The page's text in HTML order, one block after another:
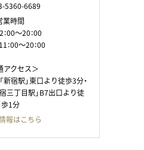
5360-6689
業時間
00～20：00
：00～20：00
アクセス＞
新宿駅」東口より徒歩3分・
三丁目駅」B7出口より徒
歩1分
報はこちら